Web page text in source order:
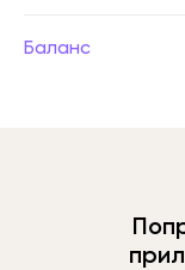
Баланс